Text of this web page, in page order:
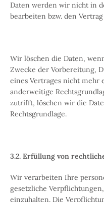
Daten werden wir nicht in
bearbeiten bzw. den
Wir löschen die Daten,
Zwecke der Vorbereitung,
eines Vertrages nicht
anderweitige
zutrifft, löschen wir die
Rechtsgrundlage.
3.2. Erfüllung von
Wir verarbeiten Ihre
gesetzliche
einzuhalten. Die